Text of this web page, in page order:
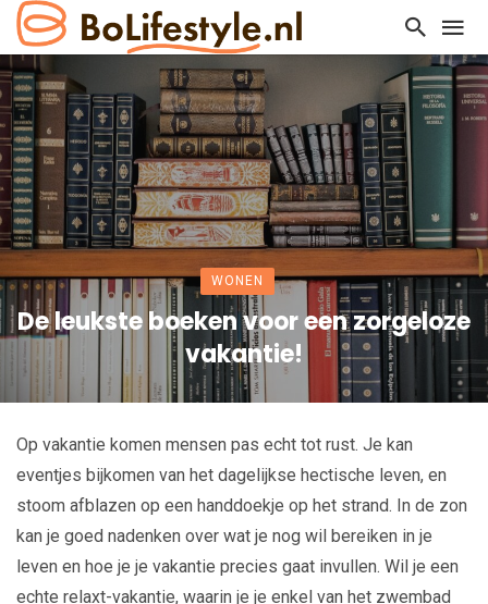
WONEN
De leukste boeken voor een zorgeloze
vakantie!
Op vakantie komen mensen pas echt tot rust. Je kan
eventjes bijkomen van het dagelijkse hectische leven, en
stoom afblazen op een handdoekje op het strand. In de zon
kan je goed nadenken over wat je nog wil bereiken in je
leven en hoe je je vakantie precies gaat invullen. Wil je een
echte relaxt-vakantie, waarin je je enkel van het zwembad